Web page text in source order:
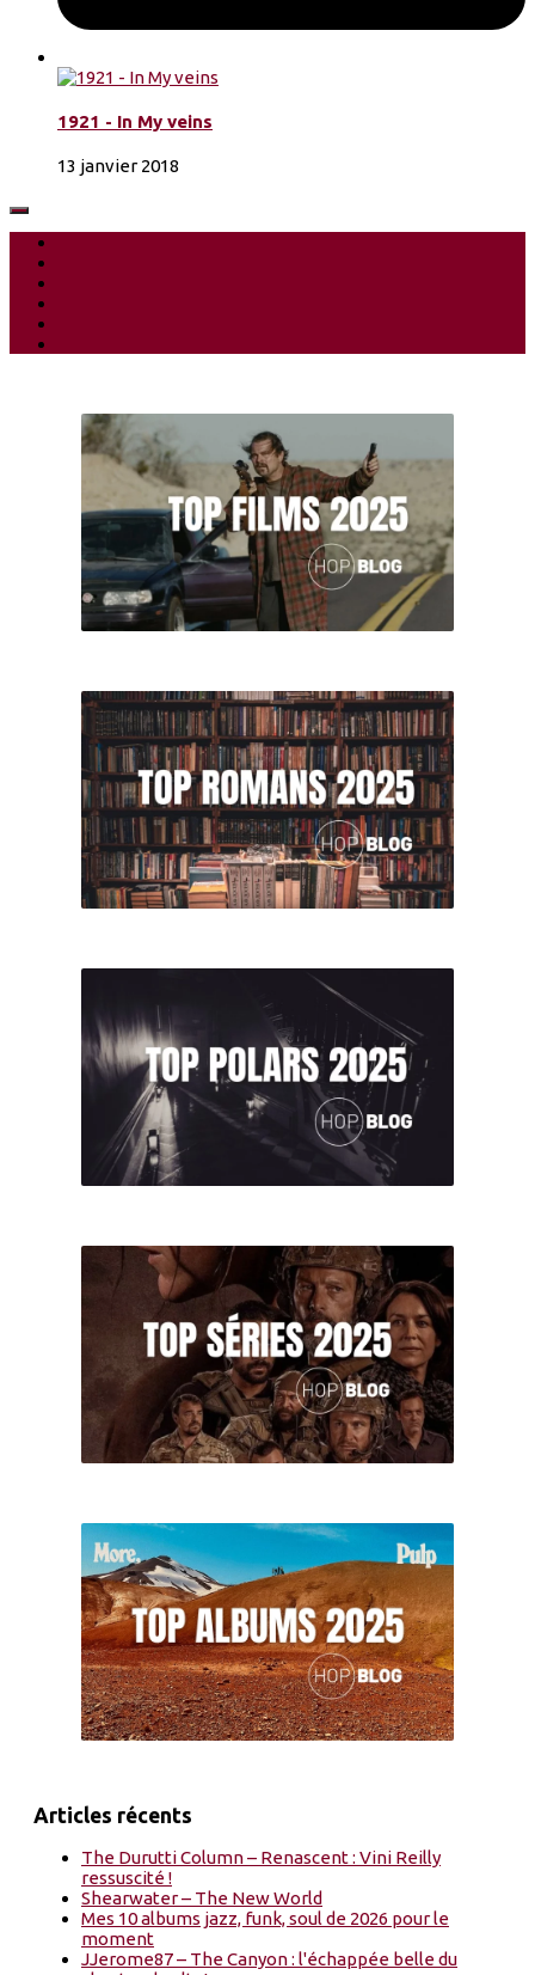
1921 - In My veins
13 janvier 2018
Articles récents
The Durutti Column – Renascent : Vini Reilly
ressuscité !
Shearwater – The New World
Mes 10 albums jazz, funk, soul de 2026 pour le
moment
JJerome87 – The Canyon : l'échappée belle du